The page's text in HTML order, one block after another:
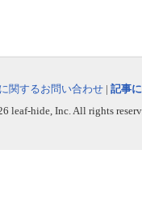
関するお問い合わせ | 記事
leaf-hide, Inc. All rights